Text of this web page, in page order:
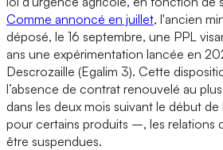
Comme annoncé en juillet, l'ancien
déposé, le 16 septembre, une PPL
ans une expérimentation lancée en
Descrozaille (Egalim 3). Cette
l’absence de contrat renouvelé au
dans les deux mois suivant le début
pour certains produits –, les relations
être suspendues.